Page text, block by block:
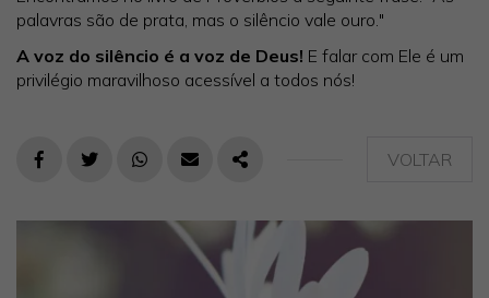
palavras são de prata, mas o silêncio vale ouro."
A voz do silêncio é a voz de Deus! E falar com Ele é um
privilégio maravilhoso acessível a todos nós!
FACEBOOKTWITTERWHATSAPP
E-MAILPARTILHAR VOLTAR